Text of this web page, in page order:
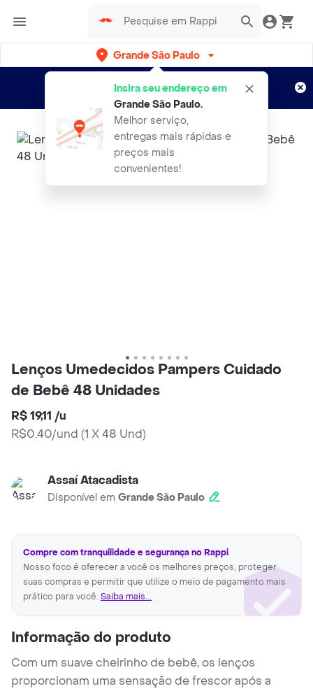
Grande São Paulo
Insira seu endereço em
Grande São Paulo.
Melhor serviço,
entregas mais rápidas e
preços mais
convenientes!
Entregas grátis por 15 dias!
Aplicam T&C
Lenços Umedecidos Pampers Cuidado
de Bebê 48 Unidades
R$ 19,11 /u
R$0.40/und (1 X 48 Und)
Assaí Atacadista
Disponível em Grande São Paulo
Compre com tranquilidade e segurança no Rappi
Nosso foco é oferecer a você os melhores preços, proteger
suas compras e permitir que utilize o meio de pagamento mais
prático para você. Saiba mais...
Informação do produto
Com um suave cheirinho de bebê, os lenços
proporcionam uma sensação de frescor após a